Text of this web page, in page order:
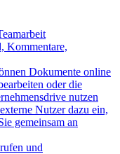
Kommentare,
Dokumente online
oder die
nutzen
Nutzer dazu ein,
gemeinsam an
und